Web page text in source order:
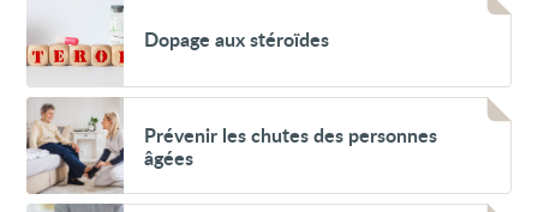
stéroïdes
Dopage aux stéroïdes
Voir
Prévenir
les
chutes
des
personnes
Prévenir les chutes des personnes
âgées